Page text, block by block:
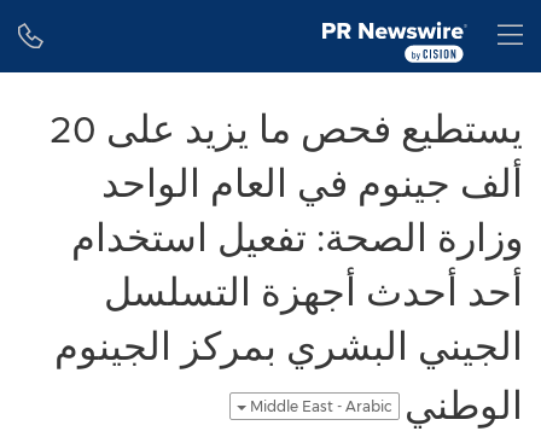
يستطيع فحص ما يزيد على 20
ألف جينوم في العام الواحد
وزارة الصحة: تفعيل استخدام
أحد أحدث أجهزة التسلسل
الجيني البشري بمركز الجينوم
الوطني
Middle East - Arabic